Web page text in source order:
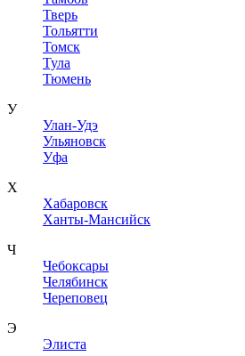
Тверь
Тольятти
Томск
Тула
Тюмень
У
Улан-Удэ
Ульяновск
Уфа
Х
Хабаровск
Ханты-Мансийск
Ч
Чебоксары
Челябинск
Череповец
Э
Элиста